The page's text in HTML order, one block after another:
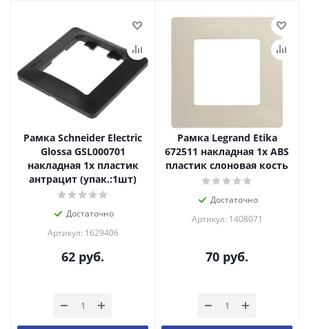
Рамка Schneider Electric
Glossa GSL000701
накладная 1x пластик
антрацит (упак.:1шт)
Достаточно
Артикул: 1629406
62 руб.
Рамка Legrand Etika
672511 накладная 1x ABS
пластик слоновая кость
Достаточно
Артикул: 1408071
70 руб.